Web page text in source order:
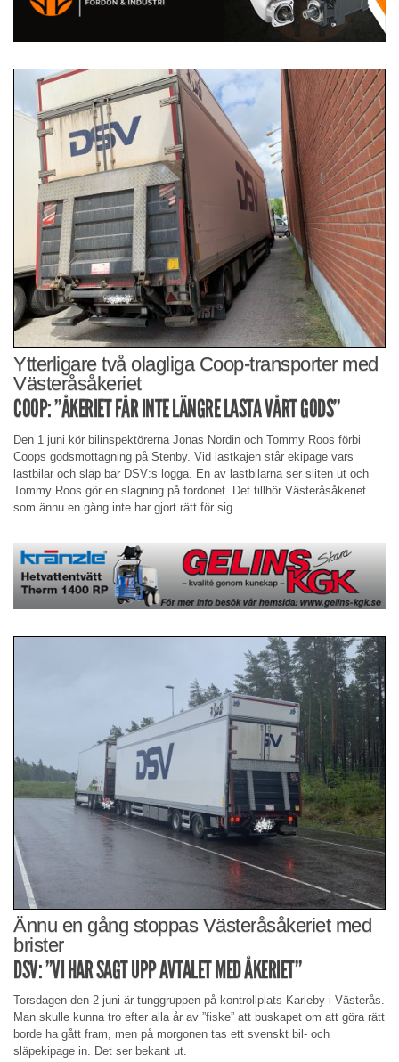
Ytterligare två olagliga Coop-transporter med
Västeråsåkeriet
COOP: ”ÅKERIET FÅR INTE LÄNGRE LASTA VÅRT GODS”
Den 1 juni kör bilinspektörerna Jonas Nordin och Tommy Roos förbi
Coops godsmottagning på Stenby. Vid lastkajen står ekipage vars
lastbilar och släp bär DSV:s logga. En av lastbilarna ser sliten ut och
Tommy Roos gör en slagning på fordonet. Det tillhör Västeråsåkeriet
som ännu en gång inte har gjort rätt för sig.
Ännu en gång stoppas Västeråsåkeriet med
brister
DSV: ”VI HAR SAGT UPP AVTALET MED ÅKERIET”
Torsdagen den 2 juni är tunggruppen på kontrollplats Karleby i Västerås.
Man skulle kunna tro efter alla år av ”fiske” att buskapet om att göra rätt
borde ha gått fram, men på morgonen tas ett svenskt bil- och
släpekipage in. Det ser bekant ut.